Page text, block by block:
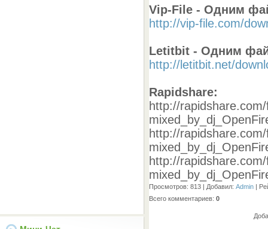
Vip-File - Одним
http://vip-file.com/
Letitbit - Одним
http://letitbit.net/
Rapidshare:
http://
http://
http://
Просмотров: 813 | Добавил: Admin |
Всего комментариев: 0